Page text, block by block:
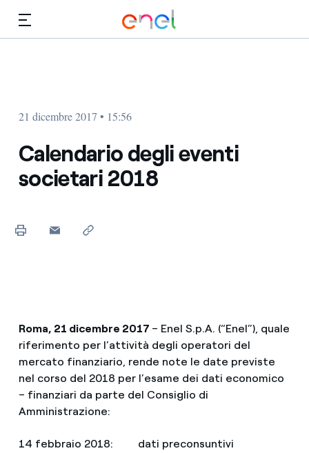
21 dicembre 2017 • 15:56
Calendario degli eventi
societari 2018
Roma, 21 dicembre 2017 – Enel S.p.A. (“Enel”), quale
riferimento per l’attività degli operatori del
mercato finanziario, rende note le date previste
nel corso del 2018 per l’esame dei dati economico
– finanziari da parte del Consiglio di
Amministrazione:
14 febbraio 2018: dati preconsuntivi